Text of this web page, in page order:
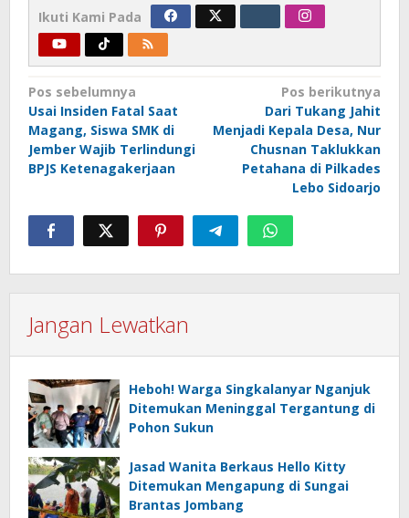
Ikuti Kami Pada
Navigasi
pos
Pos sebelumnya
Usai Insiden Fatal Saat
Magang, Siswa SMK di
Jember Wajib Terlindungi
BPJS Ketenagakerjaan
Pos berikutnya
Dari Tukang Jahit
Menjadi Kepala Desa, Nur
Chusnan Taklukkan
Petahana di Pilkades
Lebo Sidoarjo
Jangan Lewatkan
Heboh! Warga Singkalanyar Nganjuk
Ditemukan Meninggal Tergantung di
Pohon Sukun
Jasad Wanita Berkaus Hello Kitty
Ditemukan Mengapung di Sungai
Brantas Jombang